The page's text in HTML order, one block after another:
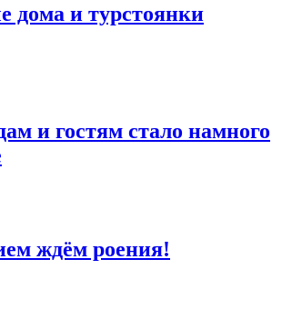
дома и турстоянки
и гостям стало намного
ждём роения!